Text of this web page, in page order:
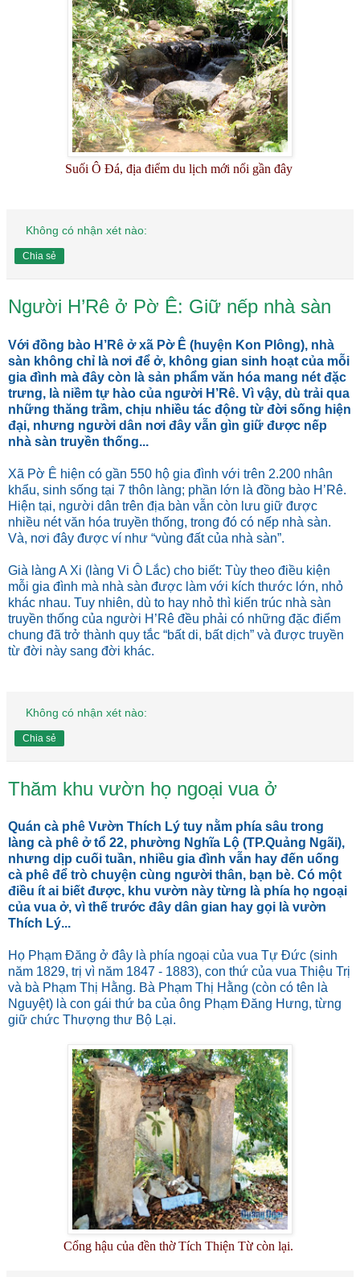
Suối Ô Đá, địa điểm du lịch mới nổi gần đây
Không có nhận xét nào:
Chia sẻ
Người H’Rê ở Pờ Ê: Giữ nếp nhà sàn
Với đồng bào H’Rê ở xã Pờ Ê (huyện Kon Plông), nhà
sàn không chỉ là nơi để ở, không gian sinh hoạt của mỗi
gia đình mà đây còn là sản phẩm văn hóa mang nét đặc
trưng, là niềm tự hào của người H’Rê. Vì vậy, dù trải qua
những thăng trầm, chịu nhiều tác động từ đời sống hiện
đại, nhưng người dân nơi đây vẫn gìn giữ được nếp
nhà sàn truyền thống...
Xã Pờ Ê hiện có gần 550 hộ gia đình với trên 2.200 nhân
khẩu, sinh sống tại 7 thôn làng; phần lớn là đồng bào H’Rê.
Hiện tại, người dân trên địa bàn vẫn còn lưu giữ được
nhiều nét văn hóa truyền thống, trong đó có nếp nhà sàn.
Và, nơi đây được ví như “vùng đất của nhà sàn”.
Già làng A Xi (làng Vi Ô Lắc) cho biết: Tùy theo điều kiện
mỗi gia đình mà nhà sàn được làm với kích thước lớn, nhỏ
khác nhau. Tuy nhiên, dù to hay nhỏ thì kiến trúc nhà sàn
truyền thống của người H’Rê đều phải có những đặc điểm
chung đã trở thành quy tắc “bất di, bất dịch” và được truyền
từ đời này sang đời khác.
Không có nhận xét nào:
Chia sẻ
Thăm khu vườn họ ngoại vua ở
Quán cà phê Vườn Thích Lý tuy nằm phía sâu trong
làng cà phê ở tổ 22, phường Nghĩa Lộ (TP.Quảng Ngãi),
nhưng dịp cuối tuần, nhiều gia đình vẫn hay đến uống
cà phê để trò chuyện cùng người thân, bạn bè. Có một
điều ít ai biết được, khu vườn này từng là phía họ ngoại
của vua ở, vì thế trước đây dân gian hay gọi là vườn
Thích Lý...
Họ Phạm Đăng ở đây là phía ngoại của vua Tự Đức (sinh
năm 1829, trị vì năm 1847 - 1883), con thứ của vua Thiệu Trị
và bà Phạm Thị Hằng. Bà Phạm Thị Hằng (còn có tên là
Nguyệt) là con gái thứ ba của ông Phạm Đăng Hưng, từng
giữ chức Thượng thư Bộ Lại.
Cổng hậu của đền thờ Tích Thiện Từ còn lại.